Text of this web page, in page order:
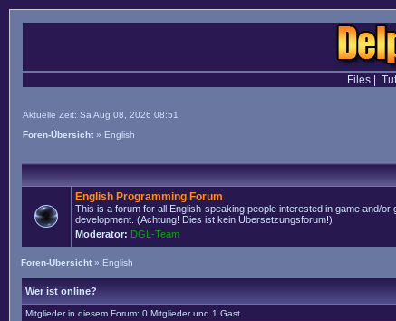
Files|
Aktuelle Zeit: Sa Aug 08, 2026 08:51
Foren-Übersicht » English
English Programming Forum
This is a forum for all English-speaking people interested in game and/
development. (Achtung! Dies ist kein Übersetzungsforum!)
Moderator: DGL-Team
Foren-Übersicht » English
Wer ist online?
Mitglieder in diesem Forum: 0 Mitglieder und 1 Gast